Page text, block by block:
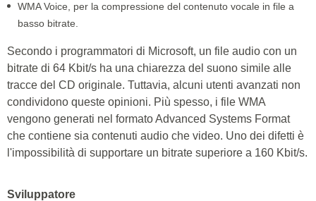
WMA Voice, per la compressione del contenuto vocale in file a
basso bitrate.
Secondo i programmatori di Microsoft, un file audio con un
bitrate di 64 Kbit/s ha una chiarezza del suono simile alle
tracce del CD originale. Tuttavia, alcuni utenti avanzati non
condividono queste opinioni. Più spesso, i file WMA
vengono generati nel formato Advanced Systems Format
che contiene sia contenuti audio che video. Uno dei difetti è
l'impossibilità di supportare un bitrate superiore a 160 Kbit/s.
Sviluppatore